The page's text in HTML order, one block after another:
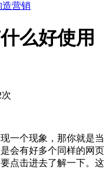
造营销
么好使用
次
一个现象，那你就是当
会有好多个同样的网页
点击进去了解一下。这